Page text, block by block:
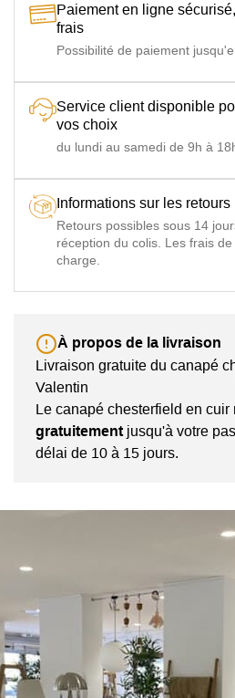
Paiement en ligne
frais
Possibilité de paiement
Service client disponible
vos choix
du lundi au samedi de 9h à
Informations sur les retours
Retours possibles sous 14
réception du colis. Les frais
charge.
À propos de la livraison
Livraison gratuite du canapé
Valentin
Le canapé chesterfield en cuir
gratuitementjusqu'à votre
délai de 10 à 15 jours.